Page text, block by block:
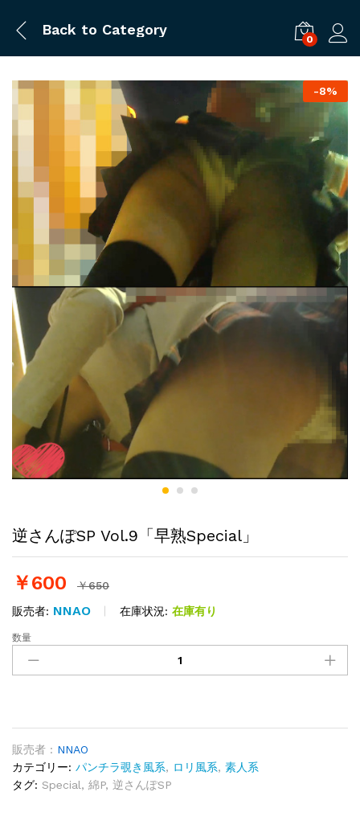
Back to Category
0
-8%
逆さんぽSP Vol.9「早熟Special」
￥600 ￥650
販売者: NNAO 在庫状況: 在庫有り
逆
ん
Vol.9「早
熟
Special」
quantity
数量
販売者 : NNAO
カテゴリー: パンチラ覗き風系, ロリ風系, 素人系
タグ: Special, 綿P, 逆さんぽSP